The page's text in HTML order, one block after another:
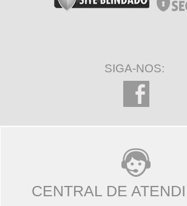
SIGA-NOS:
CENTRAL DE